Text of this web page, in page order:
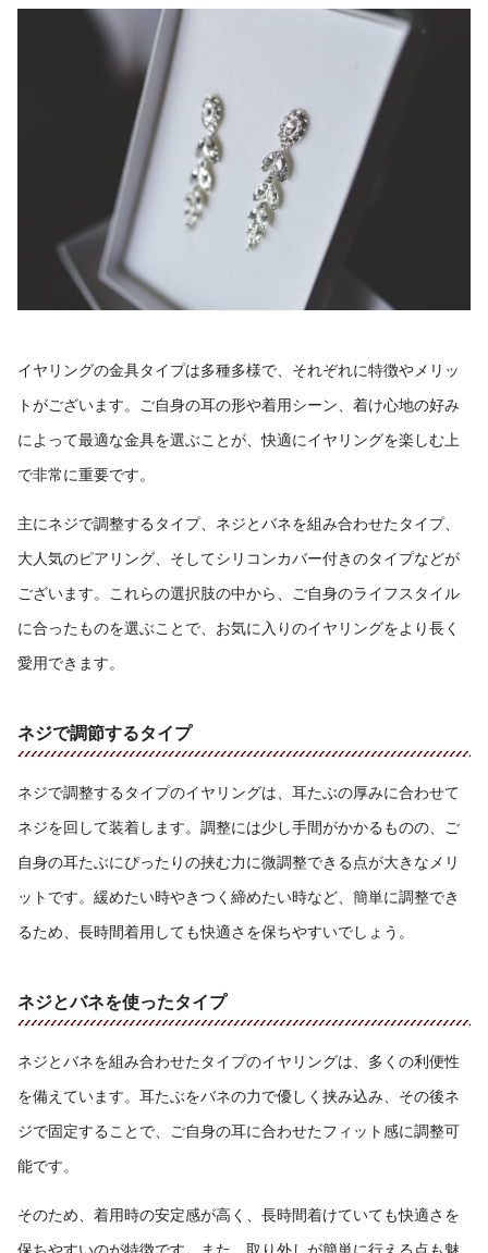
イヤリングの金具タイプは多種多様で、それぞれに特徴やメリッ
トがございます。ご自身の耳の形や着用シーン、着け心地の好み
によって最適な金具を選ぶことが、快適にイヤリングを楽しむ上
で非常に重要です。
主にネジで調整するタイプ、ネジとバネを組み合わせたタイプ、
大人気のピアリング、そしてシリコンカバー付きのタイプなどが
ございます。これらの選択肢の中から、ご自身のライフスタイル
に合ったものを選ぶことで、お気に入りのイヤリングをより長く
愛用できます。
ネジで調節するタイプ
ネジで調整するタイプのイヤリングは、耳たぶの厚みに合わせて
ネジを回して装着します。調整には少し手間がかかるものの、ご
自身の耳たぶにぴったりの挟む力に微調整できる点が大きなメリ
ットです。緩めたい時やきつく締めたい時など、簡単に調整でき
るため、長時間着用しても快適さを保ちやすいでしょう。
ネジとバネを使ったタイプ
ネジとバネを組み合わせたタイプのイヤリングは、多くの利便性
を備えています。耳たぶをバネの力で優しく挟み込み、その後ネ
ジで固定することで、ご自身の耳に合わせたフィット感に調整可
能です。
そのため、着用時の安定感が高く、長時間着けていても快適さを
保ちやすいのが特徴です。また、取り外しが簡単に行える点も魅